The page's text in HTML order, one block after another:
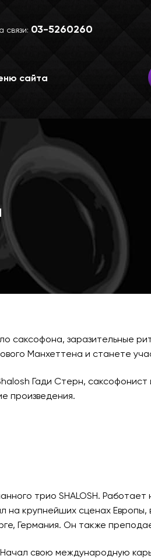
связи: 03-52­60­260
сайта
саксофона, заразительные
Манхеттена и станете
Гади Стерн,
произведения.
трио SHALOSH.
крупнейших сценах
Германия. Он также
свою международную